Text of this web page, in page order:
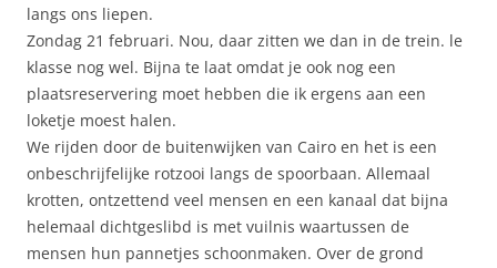
langs ons liepen.
Zondag 21 februari. Nou, daar zitten we dan in de trein. le
klasse nog wel. Bijna te laat omdat je ook nog een
plaatsreservering moet hebben die ik ergens aan een
loketje moest halen.
We rijden door de buitenwijken van Cairo en het is een
onbeschrijfelijke rotzooi langs de spoorbaan. Allemaal
krotten, ontzettend veel mensen en een kanaal dat bijna
helemaal dichtgeslibd is met vuilnis waartussen de
mensen hun pannetjes schoonmaken. Over de grond